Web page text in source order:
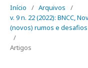
Início / Arquivos
/
v. 9 n. 22 (2022): BNCC,
(novos) rumos e
/
Artigos